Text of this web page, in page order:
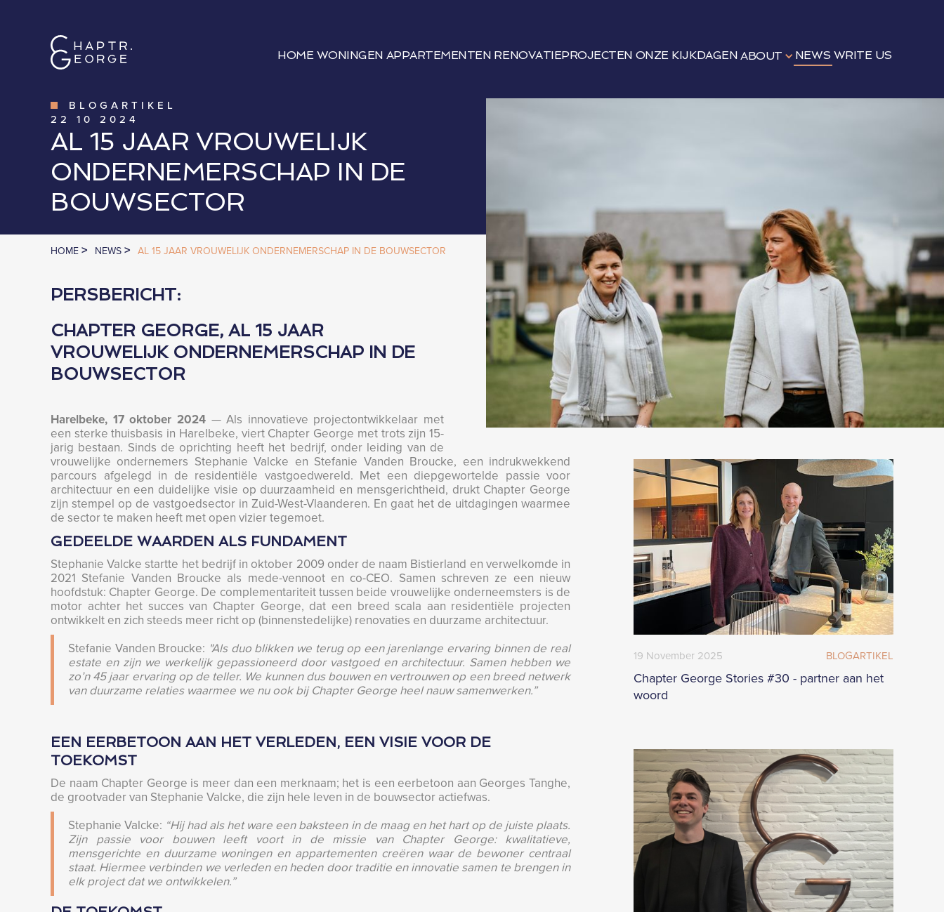
HOME WONINGEN APPARTEMENTEN RENOVATIEPROJECTEN ONZE KIJKDAGEN ABOUT NEWS WRITE US
BLOGARTIKEL
22
10 2024
AL 15 JAAR VROUWELIJK
ONDERNEMERSCHAP IN DE
BOUWSECTOR
HOME > NEWS > AL 15 JAAR VROUWELIJK ONDERNEMERSCHAP IN DE BOUWSECTOR
19 November 2025 BLOGARTIKEL
Chapter George Stories #30 - partner aan het
woord
PERSBERICHT:
CHAPTER GEORGE, AL 15 JAAR
VROUWELIJK ONDERNEMERSCHAP IN DE
BOUWSECTOR
Harelbeke, 17 oktober 2024— Als innovatieve projectontwikkelaar met
een sterke thuisbasis in Harelbeke, viert Chapter George met trots zijn 15-
jarig bestaan. Sinds de oprichting heeft het bedrijf, onder leiding van de
vrouwelijke ondernemers Stephanie Valcke en Stefanie Vanden Broucke, een indrukwekkend
parcours afgelegd in de residentiële vastgoedwereld. Met een diepgewortelde passie voor
architectuur en een duidelijke visie op duurzaamheid en mensgerichtheid, drukt Chapter George
zijn stempel op de vastgoedsector in Zuid-West-Vlaanderen. En gaat het de uitdagingen waarmee
de sector te maken heeft met open vizier tegemoet.
GEDEELDE WAARDEN ALS FUNDAMENT
Stephanie Valcke startte het bedrijf in oktober 2009 onder de naam Bistierland en verwelkomde in
2021 Stefanie Vanden Broucke als mede-vennoot en co-CEO. Samen schreven ze een nieuw
hoofdstuk: Chapter George. De complementariteit tussen beide vrouwelijke onderneemsters is de
motor achter het succes van Chapter George, dat een breed scala aan residentiële projecten
ontwikkelt en zich steeds meer richt op (binnenstedelijke) renovaties en duurzame architectuur.
Stefanie Vanden Broucke: "Als duo blikken we terug op een jarenlange ervaring binnen de real
estate en zijn we werkelijk gepassioneerd door vastgoed en architectuur. Samen hebben we
zo’n 45 jaar ervaring op de teller. We kunnen dus bouwen en vertrouwen op een breed netwerk
van duurzame relaties waarmee we nu ook bij Chapter George heel nauw samenwerken.”
EEN EERBETOON AAN HET VERLEDEN, EEN VISIE VOOR DE
TOEKOMST
De naam Chapter George is meer dan een merknaam; het is een eerbetoon aan Georges Tanghe,
de grootvader van Stephanie Valcke, die zijn hele leven in de bouwsector actiefwas.
Stephanie Valcke: “Hij had als het ware een baksteen in de maag en het hart op de juiste plaats.
Zijn passie voor bouwen leeft voort in de missie van Chapter George: kwalitatieve,
mensgerichte en duurzame woningen en appartementen creëren waar de bewoner centraal
staat. Hiermee verbinden we verleden en heden door traditie en innovatie samen te brengen in
elk project dat we ontwikkelen.”